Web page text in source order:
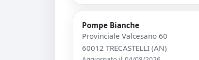
Pompe Bianche
Provinciale Valcesano 60
60012 TRECASTELLI (AN)